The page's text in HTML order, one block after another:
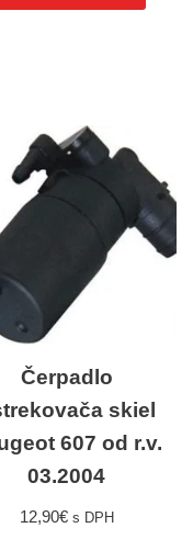
Čerpadlo
skiel
607 od r.v.
03.2004
12,90€ s DPH